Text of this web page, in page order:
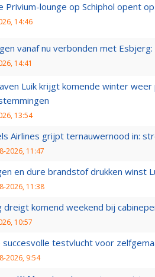
Privium-lounge op Schiphol opent
14:46
vanaf nu verbonden met
14:41
Luik krijgt komende winter
13:54
Airlines grijpt ternauwernood in:
2026, 11:47
en dure brandstof drukken winst
2026, 11:38
dreigt komend weekend bij
10:57
succesvolle testvlucht voor
2026, 9:54